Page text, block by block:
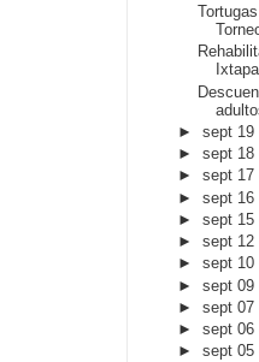
►sept 19
►sept 18
►sept 17
►sept 16
►sept 15
►sept 12
►sept 10
►sept 09
►sept 07
►sept 06
►sept 05